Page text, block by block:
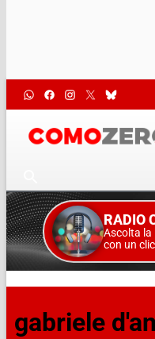
RADIO
Ascolta la
con un
gabriele